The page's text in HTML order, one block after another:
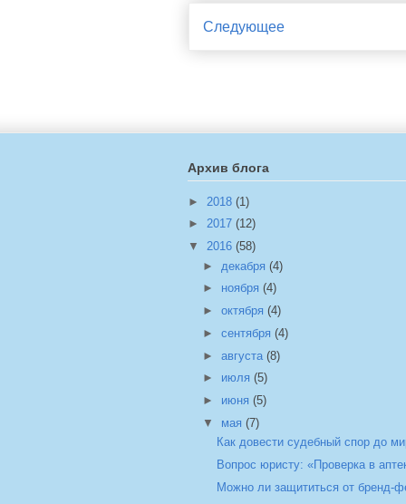
Следующее
Архив блога
► 2018 (1)
► 2017 (12)
▼ 2016 (58)
► декабря (4)
► ноября (4)
► октября (4)
► сентября (4)
► августа (8)
► июля (5)
► июня (5)
▼ мая (7)
Как довести судебный спор до
Вопрос юристу: «Проверка в
Можно ли защититься от бренд-